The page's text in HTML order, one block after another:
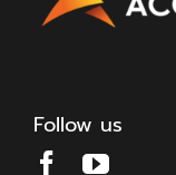
Follow us